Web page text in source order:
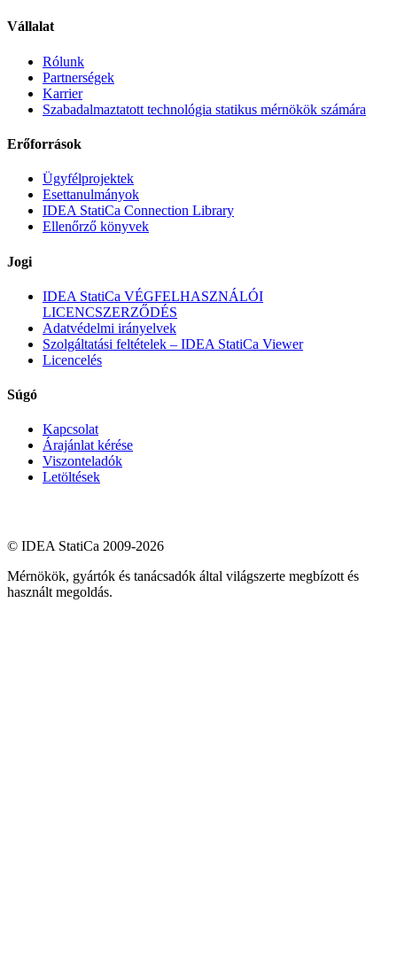
Vállalat
Rólunk
Partnerségek
Karrier
Szabadalmaztatott technológia statikus mérnökök számára
Erőforrások
Ügyfélprojektek
Esettanulmányok
IDEA StatiCa Connection Library
Ellenőrző könyvek
Jogi
IDEA StatiCa VÉGFELHASZNÁLÓI
LICENCSZERZŐDÉS
Adatvédelmi irányelvek
Szolgáltatási feltételek – IDEA StatiCa Viewer
Licencelés
Súgó
Kapcsolat
Árajánlat kérése
Viszonteladók
Letöltések
© IDEA StatiCa 2009-2026
Mérnökök, gyártók és tanácsadók által világszerte megbízott és
használt megoldás.